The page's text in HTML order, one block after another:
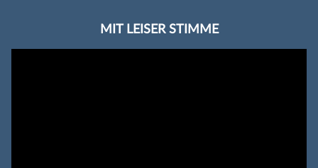
MIT LEISER STIMME